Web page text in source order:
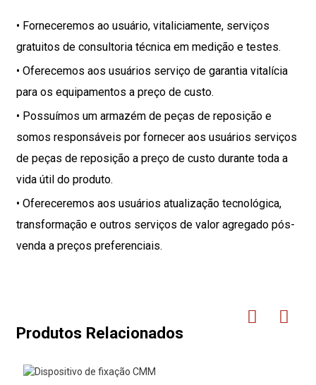
• Forneceremos ao usuário, vitaliciamente, serviços
gratuitos de consultoria técnica em medição e testes.
• Oferecemos aos usuários serviço de garantia vitalícia
para os equipamentos a preço de custo.
• Possuímos um armazém de peças de reposição e
somos responsáveis ​​por fornecer aos usuários serviços
de peças de reposição a preço de custo durante toda a
vida útil do produto.
• Ofereceremos aos usuários atualização tecnológica,
transformação e outros serviços de valor agregado pós-
venda a preços preferenciais.
Produtos Relacionados